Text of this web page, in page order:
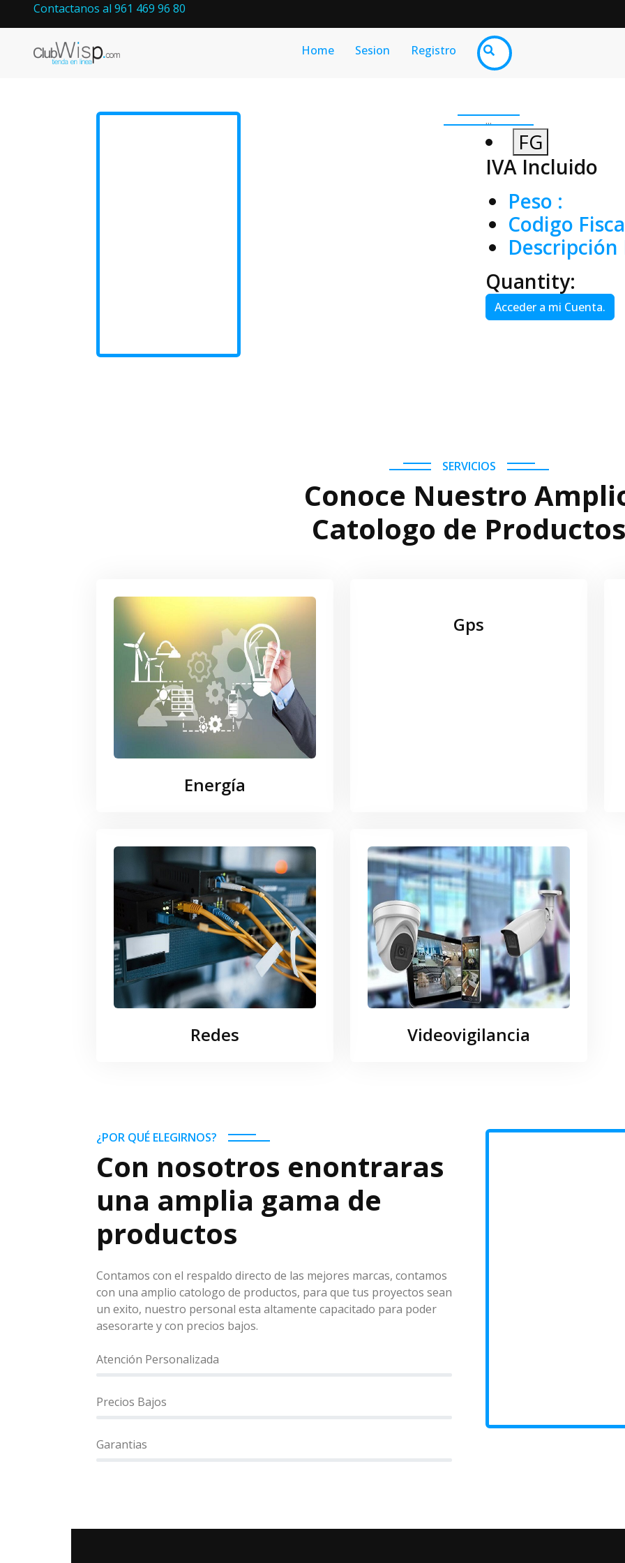
Contactanos al 961 469 96 80
Home Sesion Registro
...
FG
IVA Incluido
Peso :
Codigo
Descripción
Quantity:
Acceder a mi Cuenta.
SERVICIOS
Conoce Nuestro
Catologo de Productos
Energía
Gps
Redes Videovigilancia
¿POR QUÉ ELEGIRNOS?
Con nosotros enontraras
una amplia gama de
productos
Contamos con el respaldo directo de las mejores marcas, contamos
con una amplio catologo de productos, para que tus proyectos sean
un exito, nuestro personal esta altamente capacitado para poder
asesorarte y con precios bajos.
Atención Personalizada
Precios Bajos
Garantias